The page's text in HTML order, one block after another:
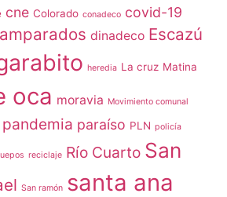
cne Colorado conadeco covid-19
dinadeco Escazú
heredia La cruz Matina
oca moravia Movimiento comunal
pandemia paraíso PLN policía
reciclaje Río Cuarto San
San ramón santa ana